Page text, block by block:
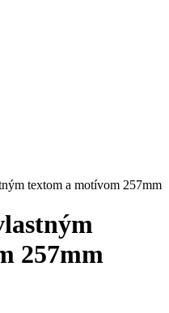
textom a motívom 257mm
257mm